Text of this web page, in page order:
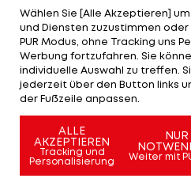
vorstellbare Verletzung
Mediziner Christian Hoser
Operation. "Das ist eine
ist, und es besteht die
Chance, dass sie zum
kann".
Mehr zum
Wählen Sie [Alle Akzeptieren]
und Diensten zuzustimmen oder
PUR Modus, ohne Tracking uns
Werbung fortzufahren. Sie
individuelle Auswahl zu treffen.
jederzeit über den Button links
der Fußzeile anpassen.
ALLE
AKZEPTIEREN
Tracking und
Personalisierung
NUR
Weiter mit